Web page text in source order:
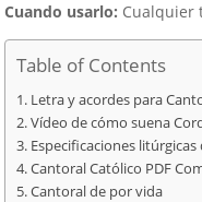
Cuando usarlo: Cualquier
Table of Contents
Letra y acordes para
Vídeo de cómo suena
Especificaciones
Cantoral Católico PDF
Cantoral de por vida